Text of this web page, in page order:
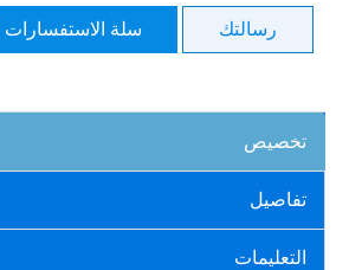
رسالتك سلة الاستفسارات
تخصيص
تفاصيل
التعليمات